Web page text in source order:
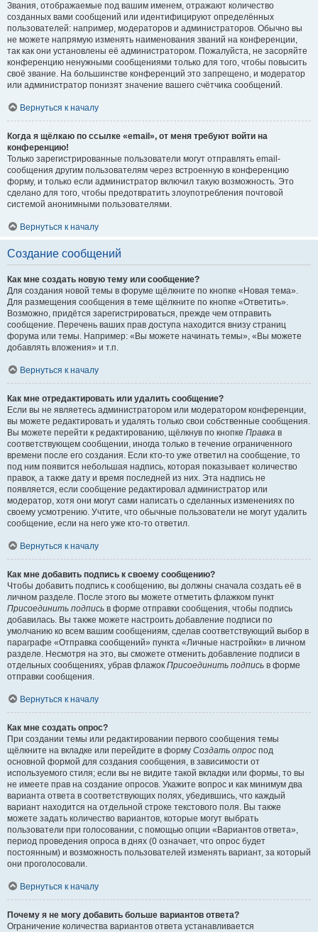
Звания, отображаемые под вашим именем, отражают количество
созданных вами сообщений или идентифицируют определённых
пользователей: например, модераторов и администраторов. Обычно вы
не можете напрямую изменять наименования званий на конференции,
так как они установлены её администратором. Пожалуйста, не засоряйте
конференцию ненужными сообщениями только для того, чтобы повысить
своё звание. На большинстве конференций это запрещено, и модератор
или администратор понизят значение вашего счётчика сообщений.
Вернуться к началу
Когда я щёлкаю по ссылке «email», от меня требуют войти на
конференцию!
Только зарегистрированные пользователи могут отправлять email-
сообщения другим пользователям через встроенную в конференцию
форму, и только если администратор включил такую возможность. Это
сделано для того, чтобы предотвратить злоупотребления почтовой
системой анонимными пользователями.
Вернуться к началу
Создание сообщений
Как мне создать новую тему или сообщение?
Для создания новой темы в форуме щёлкните по кнопке «Новая тема».
Для размещения сообщения в теме щёлкните по кнопке «Ответить».
Возможно, придётся зарегистрироваться, прежде чем отправить
сообщение. Перечень ваших прав доступа находится внизу страниц
форума или темы. Например: «Вы можете начинать темы», «Вы можете
добавлять вложения» и т.п.
Вернуться к началу
Как мне отредактировать или удалить сообщение?
Если вы не являетесь администратором или модератором конференции,
вы можете редактировать и удалять только свои собственные сообщения.
Вы можете перейти к редактированию, щёлкнув по кнопке Правка в
соответствующем сообщении, иногда только в течение ограниченного
времени после его создания. Если кто-то уже ответил на сообщение, то
под ним появится небольшая надпись, которая показывает количество
правок, а также дату и время последней из них. Эта надпись не
появляется, если сообщение редактировал администратор или
модератор, хотя они могут сами написать о сделанных изменениях по
своему усмотрению. Учтите, что обычные пользователи не могут удалить
сообщение, если на него уже кто-то ответил.
Вернуться к началу
Как мне добавить подпись к своему сообщению?
Чтобы добавить подпись к сообщению, вы должны сначала создать её в
личном разделе. После этого вы можете отметить флажком пункт
Присоединить подпись в форме отправки сообщения, чтобы подпись
добавилась. Вы также можете настроить добавление подписи по
умолчанию ко всем вашим сообщениям, сделав соответствующий выбор в
параграфе «Отправка сообщений» пункта «Личные настройки» в личном
разделе. Несмотря на это, вы сможете отменить добавление подписи в
отдельных сообщениях, убрав флажок Присоединить подпись в форме
отправки сообщения.
Вернуться к началу
Как мне создать опрос?
При создании темы или редактировании первого сообщения темы
щёлкните на вкладке или перейдите в форму Создать опрос под
основной формой для создания сообщения, в зависимости от
используемого стиля; если вы не видите такой вкладки или формы, то вы
не имеете прав на создание опросов. Укажите вопрос и как минимум два
варианта ответа в соответствующих полях, убедившись, что каждый
вариант находится на отдельной строке текстового поля. Вы также
можете задать количество вариантов, которые могут выбрать
пользователи при голосовании, с помощью опции «Вариантов ответа»,
период проведения опроса в днях (0 означает, что опрос будет
постоянным) и возможность пользователей изменять вариант, за который
они проголосовали.
Вернуться к началу
Почему я не могу добавить больше вариантов ответа?
Ограничение количества вариантов ответа устанавливается